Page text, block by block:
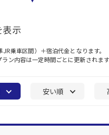
表示
乗車区間）＋宿泊代金となります。
ン内容は一定時間ごとに更新されま
安い順